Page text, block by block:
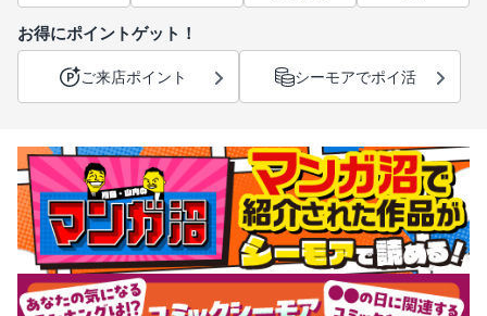
お得にポイントゲット！
ご来店ポイント シーモアでポイ活